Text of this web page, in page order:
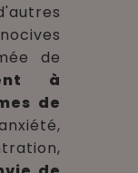
de
à
de